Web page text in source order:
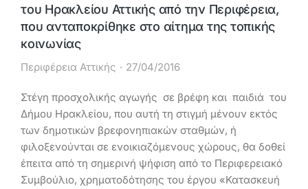
του Ηρακλείου Αττικής από την Περιφέρεια,
που ανταποκρίθηκε στο αίτημα της τοπικής
κοινωνίας
Περιφέρεια Αττικής 27/04/2016
Στέγη προσχολικής αγωγής σε βρέφη και παιδιά του
Δήμου Ηρακλείου, που αυτή τη στιγμή μένουν εκτός
των δημοτικών βρεφονηπιακών σταθμών, ή
φιλοξενούνται σε ενοικιαζόμενους χώρους, θα δοθεί
έπειτα από τη σημερινή ψήφιση από το Περιφερειακό
Συμβούλιο, χρηματοδότησης του έργου «Κατασκευή